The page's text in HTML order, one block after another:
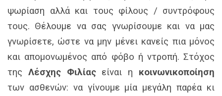
ψωρίαση αλλά και τους φίλους / συντρόφους
τους. Θέλουμε να σας γνωρίσουμε και να μας
γνωρίσετε, ώστε να μην μένει κανείς πια μόνος
και απομονωμένος από φόβο ή ντροπή. Στόχος
της Λέσχης Φιλίαςείναι η κοινωνικοποίηση
των ασθενών: να γίνουμε μία μεγάλη παρέα κι